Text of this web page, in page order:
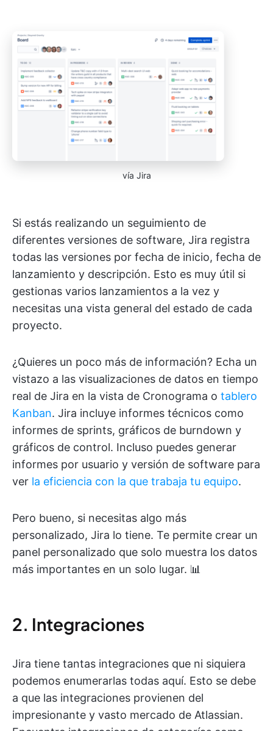
vía Jira
Si estás realizando un seguimiento de
diferentes versiones de software, Jira registra
todas las versiones por fecha de inicio, fecha de
lanzamiento y descripción. Esto es muy útil si
gestionas varios lanzamientos a la vez y
necesitas una vista general del estado de cada
proyecto.
¿Quieres un poco más de información? Echa un
vistazo a las visualizaciones de datos en tiempo
real de Jira en la vista de Cronograma o tablero
Kanban. Jira incluye informes técnicos como
informes de sprints, gráficos de burndown y
gráficos de control. Incluso puedes generar
informes por usuario y versión de software para
ver la eficiencia con la que trabaja tu equipo.
Pero bueno, si necesitas algo más
personalizado, Jira lo tiene. Te permite crear un
panel personalizado que solo muestra los datos
más importantes en un solo lugar. 📊
2. Integraciones
Jira tiene tantas integraciones que ni siquiera
podemos enumerarlas todas aquí. Esto se debe
a que las integraciones provienen del
impresionante y vasto mercado de Atlassian.